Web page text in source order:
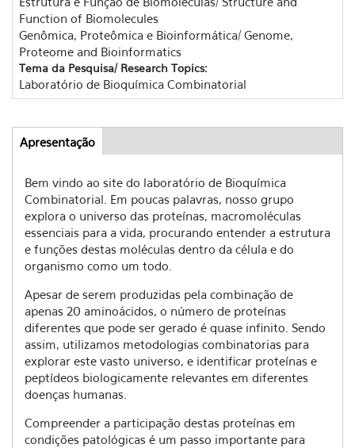
Function of Biomolecules
Genômica, Proteômica e Bioinformática/ Genome,
Proteome and Bioinformatics
Tema da Pesquisa/ Research Topics:
Laboratório de Bioquímica Combinatorial
Abas
Apresentação
ativa)
Bem vindo ao site do laboratório de Bioquímica
Combinatorial. Em poucas palavras, nosso grupo
explora o universo das proteínas, macromoléculas
essenciais para a vida, procurando entender a estrutura
e funções destas moléculas dentro da célula e do
organismo como um todo.
Apesar de serem produzidas pela combinação de
apenas 20 aminoácidos, o número de proteínas
diferentes que pode ser gerado é quase infinito. Sendo
assim, utilizamos metodologias combinatorias para
explorar este vasto universo, e identificar proteínas e
peptídeos biologicamente relevantes em diferentes
doenças humanas.
Compreender a participação destas proteínas em
condições patológicas é um passo importante para